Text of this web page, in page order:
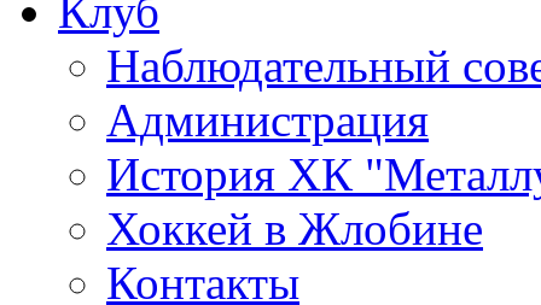
Клуб
Наблюдательный
Администрация
История ХК
Хоккей в Жлобине
Контакты